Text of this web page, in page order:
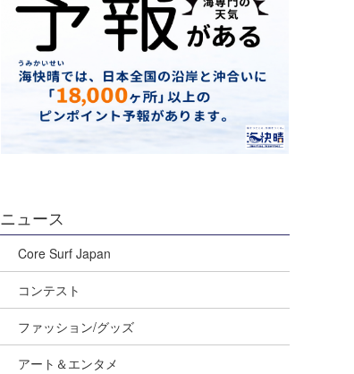
ニュース
Core Surf Japan
コンテスト
ファッション/グッズ
アート＆エンタメ